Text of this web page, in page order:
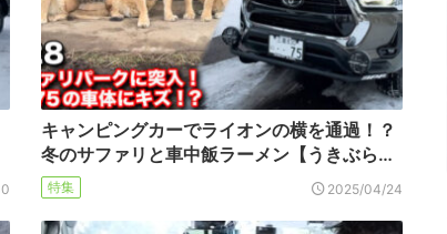
キャンピングカーでライオンの横を通過！？
冬のサファリと車中飯ラーメン【うきぶら…
特集 2025/04/24